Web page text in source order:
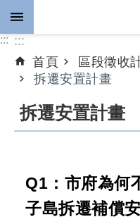
跳到主要內容區塊
進
階
尋
公
告
資
::: :::
首頁
區段徵收
拆遷安置計畫
拆遷安置計畫
Q1：市府為何
子島拆遷補償